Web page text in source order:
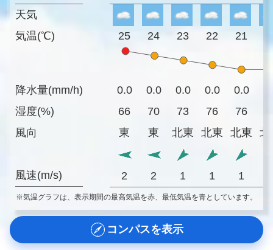
天気
気温(℃)
降水量(mm/h)
湿度(%)
風向
風速(m/s)
25 24 23 22 21
0.0 0.0 0.0 0.0 0.0
66
70 73 76 76
東
東 北東 北東 北東 北
2 2 1 1 1
※気温グラフは、表示期間の最高気温を赤、最低気温を青としています。
コンパスを表示